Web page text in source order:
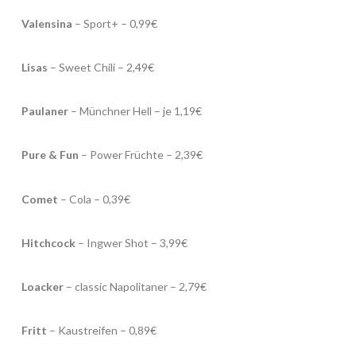
Valensina – Sport+ – 0,99€
Lisas – Sweet Chili – 2,49€
Paulaner– Münchner Hell – je 1,19€
Pure & Fun – Power Früchte – 2,39€
Comet – Cola – 0,39€
Hitchcock– Ingwer Shot – 3,99€
Loacker– classic Napolitaner – 2,79€
Fritt – Kaustreifen – 0,89€